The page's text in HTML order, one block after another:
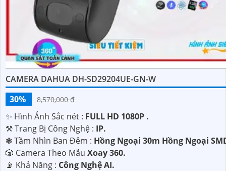
CAMERA DAHUA DH-SD29204UE-GN-W
30%
8,570,000 ₫
✨ Hình Ảnh Sắc nét : FULL HD 1080P .
⚒ Trang Bị Công Nghệ : IP.
❃ Tầm Nhìn Ban Đêm : Hồng Ngoại 30m Hồng Ngoại
🎲 Camera Theo Mẫu Xoay 360.
️📡 Khả Năng : Công Nghệ AI.